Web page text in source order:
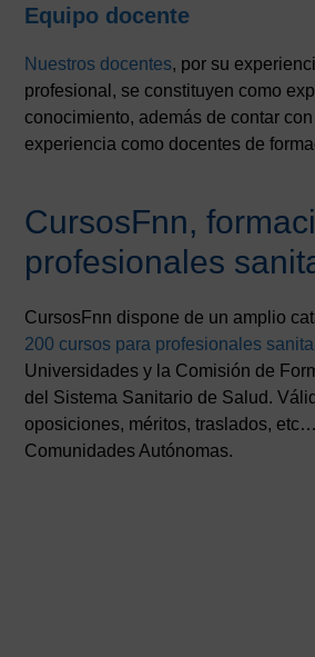
Equipo docente
Nuestros docentes, por su
profesional, se constituyen como
conocimiento, además de contar
experiencia como docentes de
CursosFnn,
profesionales
CursosFnn dispone de un amplio
200 cursos para profesionales
Universidades y la Comisión de
del Sistema Sanitario de Salud.
oposiciones, méritos, traslados,
Comunidades Autónomas.